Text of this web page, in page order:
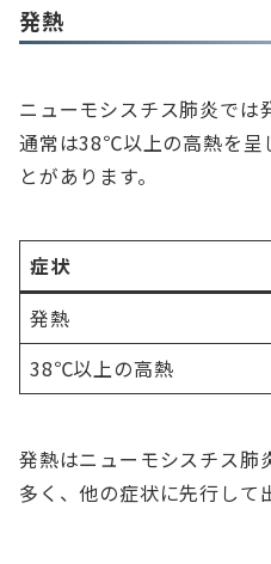
発熱
ニューモシスチス肺炎では
通常は38℃以上の高熱を呈
とがあります。
症状
発熱
38℃以上の高熱
発熱はニューモシスチス肺
多く、他の症状に先行して